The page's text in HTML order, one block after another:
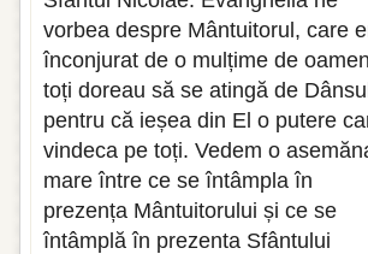
vorbea despre Mântuitorul, care
înconjurat de o mulțime de
toți doreau să se atingă de
pentru că ieșea din El o putere
vindeca pe toți. Vedem o
mare între ce se întâmpla în
prezența Mântuitorului și ce se
întâmplă în prezenta Sfântului